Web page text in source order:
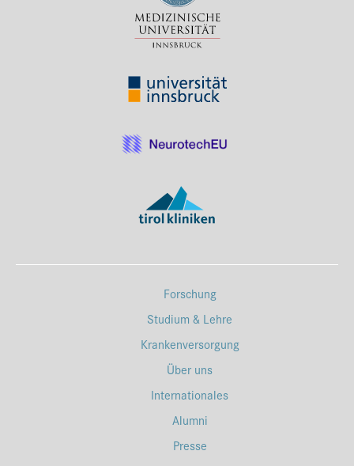
Forschung
Studium & Lehre
Krankenversorgung
Über uns
Internationales
Alumni
Presse